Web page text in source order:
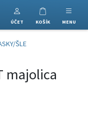
ÚČET KOŠÍK MENU
ŠLE
majolica